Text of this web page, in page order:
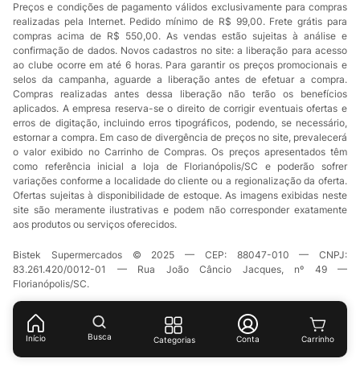
Início Busca Categorias Conta
Preços e condições de pagamento válidos exclusivamente para compras
realizadas pela Internet. Pedido mínimo de R$ 99,00. Frete grátis para
compras acima de R$ 550,00. As vendas estão sujeitas à análise e
confirmação de dados. Novos cadastros no site: a liberação para acesso
ao clube ocorre em até 6 horas. Para garantir os preços promocionais e
selos da campanha, aguarde a liberação antes de efetuar a compra.
Compras realizadas antes dessa liberação não terão os benefícios
aplicados. A empresa reserva-se o direito de corrigir eventuais ofertas e
erros de digitação, incluindo erros tipográficos, podendo, se necessário,
estornar a compra. Em caso de divergência de preços no site, prevalecerá
o valor exibido no Carrinho de Compras. Os preços apresentados têm
como referência inicial a loja de Florianópolis/SC e poderão sofrer
variações conforme a localidade do cliente ou a regionalização da oferta.
Ofertas sujeitas à disponibilidade de estoque. As imagens exibidas neste
site são meramente ilustrativas e podem não corresponder exatamente
aos produtos ou serviços oferecidos.
Bistek Supermercados © 2025 — CEP: 88047-010 — CNPJ:
83.261.420/0012-01 — Rua João Câncio Jacques, nº 49 —
Florianópolis/SC.